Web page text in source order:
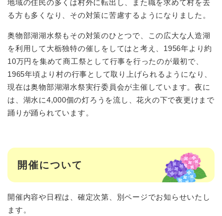
地域の住民の多くは村外に転出し、また職を求めて村を去
る方も多くなり、その対策に苦慮するようになりました。
奥物部湖湖水祭もその対策のひとつで、この広大な人造湖
を利用して大栃独特の催しをしてはと考え、1956年より約
10万円を集めて商工祭として行事を行ったのが最初で、
1965年頃より村の行事として取り上げられるようになり、
現在は奥物部湖湖水祭実行委員会が主催しています。夜に
は、湖水に4,000個の灯ろうを流し、花火の下で夜更けまで
踊りが踊られています。
開催について
開催内容や日程は、確定次第、別ページでお知らせいたし
ます。